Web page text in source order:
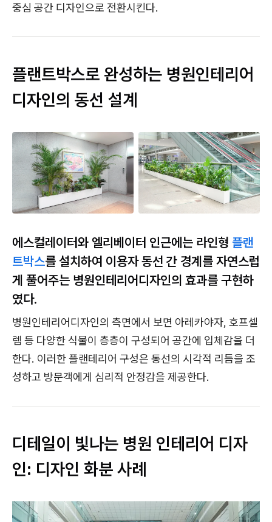
중심 공간 디자인으로 전환시킨다.
플랜트박스로 완성하는 병원인테리어
디자인의 동선 설계
에스컬레이터와 엘리베이터 인근에는 라인형 플랜
트박스를 설치하여 이용자 동선 간 경계를 자연스럽
게 풀어주는 병원인테리어디자인의 효과를 구현하
였다.
병원인테리어디자인의 측면에서 보면 아레카야자, 호프셀
렘 등 다양한 식물이 층층이 구성되어 공간에 입체감을 더
한다. 이러한 플랜테리어 구성은 동선의 시각적 리듬을 조
성하고 방문객에게 심리적 안정감을 제공한다.
디테일이 빛나는 병원 인테리어 디자
인: 디자인 화분 사례